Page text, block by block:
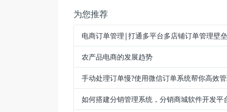
为您推荐
电商订单管理|打通多平台多店铺订单管理壁垒
农产品电商的发展趋势
手动处理订单慢?使用微信订单系统帮你高效
如何搭建分销管理系统，分销商城软件开发平